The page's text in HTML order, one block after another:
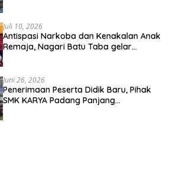
Juli 10, 2026
Antispasi Narkoba dan Kenakalan Anak
Remaja, Nagari Batu Taba gelar
Juni 26, 2026
Penerimaan Peserta Didik Baru, Pihak
SMK KARYA Padang Panjang